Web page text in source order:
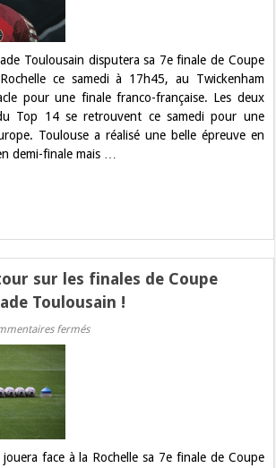
d’une
5e
étoile
face
à
La
Rochelle
Toulousain disputera sa 7e finale de Coupe
ce samedi à 17h45, au Twickenham
pour une finale franco-française. Les deux
Top 14 se retrouvent ce samedi pour une
Toulouse a réalisé une belle épreuve en
demi-finale mais …
sur les finales de Coupe
Toulousain !
ferméssur
du
face à la Rochelle sa 7e finale de Coupe